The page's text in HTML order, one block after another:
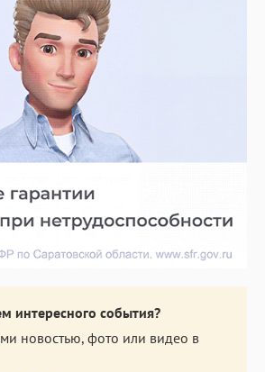
интересного события?
новостью, фото или видео в